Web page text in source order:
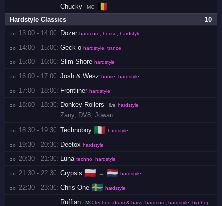
Chucky · MC 🇧🇪
10
Hardstyle Classics
zo 13:00 - 14:00: Dozer hardcore, house, hardstyle
zo 14:00 - 15:00: Geck-o hardstyle, trance
zo 15:00 - 16:00: Slim Shore hardstyle
zo 16:00 - 17:00: Josh & Wesz house, hardstyle
zo 17:00 - 18:00: Frontliner hardstyle
zo 18:00 - 18:30: Donkey Rollers · live hardstyle
Zany, DV8,Jowan
zo 18:30 - 19:30: Technoboy 🇮🇹 hardstyle
zo 19:30 - 20:30: Deetox hardstyle
zo 20:30 - 21:30: Luna techno, hardstyle
zo 21:30 - 22:30: Crypsis 🇵🇱 → 🇳🇱 hardstyle
zo 22:30 - 23:30: Chris One 🇸🇪 hardstyle
Ruffian · MC techno, drum & bass, hardcore, hardstyle, hip hop